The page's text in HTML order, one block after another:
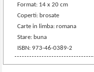
Format: 14 x 20 cm
Coperti: brosate
Carte in limba: romana
Stare: buna
ISBN: 973-46-0389-2